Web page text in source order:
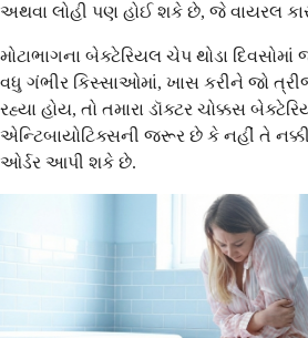
અથવા લોહી પણ હોઈ શકે છે, જે વાયરલ
મોટાભાગના બેક્ટેરિયલ ચેપ થોડા
વધુ ગંભીર કિસ્સાઓમાં, ખાસ કરીને જો
રહ્યા હોય, તો તમારા ડૉક્ટર ચોક્કસ
એન્ટિબાયોટિક્સની જરૂર છે કે નહીં તે
ઓર્ડર આપી શકે છે.